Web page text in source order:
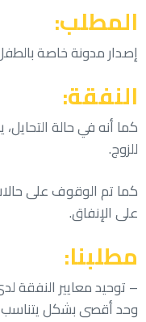
المطلب:
إصدار مدونة خاصة
النفقة:
كما أنه في حالة
للزوج.
كما تم الوقوف على
على الإنفاق.
مطلبنا:
– توحيد معايير النفقة
وحد أقصى بشكل يتناسب